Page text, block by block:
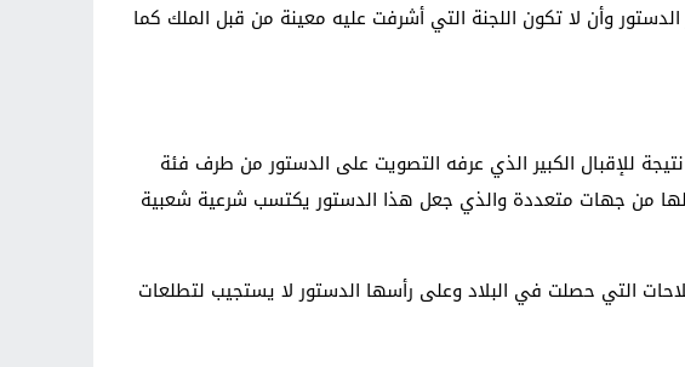
وأن لا تكون اللجنة التي أشرفت عليه معينة من قبل الملك كما
كبيرا بسبب الاستجابة الملكية، واعني هنا خطاب 9 مارس، وبعدها نتيجة للإقبال الكبير الذي عرفه التصويت على الدستور من طرف فئة
لها من جهات متعددة والذي جعل هذا الدستور يكتسب شرعية شعبية
التي حصلت في البلاد وعلى رأسها الدستور لا يستجيب لتطلعات